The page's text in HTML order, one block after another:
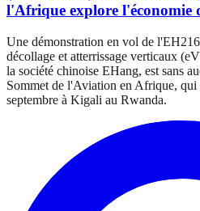
l'Afrique explore l'économie
Une démonstration en vol de
décollage et atterrissage verticaux
la société chinoise EHang, est sans
Sommet de l'Aviation en Afrique, qui
septembre à Kigali au Rwanda.